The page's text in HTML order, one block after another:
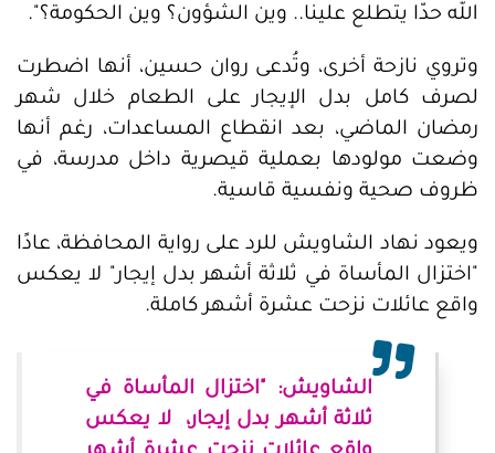
الله حدّا يتطلع علينا.. وين الشؤون؟ وين الحكومة؟".
وتروي نازحة أخرى، وتُدعى روان حسين، أنها اضطرت
لصرف كامل بدل الإيجار على الطعام خلال شهر
رمضان الماضي، بعد انقطاع المساعدات، رغم أنها
وضعت مولودها بعملية قيصرية داخل مدرسة، في
ظروف صحية ونفسية قاسية.
ويعود نهاد الشاويش للرد على رواية المحافظة، عادًا
"اختزال المأساة في ثلاثة أشهر بدل إيجار" لا يعكس
واقع عائلات نزحت عشرة أشهر كاملة.
الشاويش: "اختزال المأساة في
ثلاثة أشهر بدل إيجار، لا يعكس